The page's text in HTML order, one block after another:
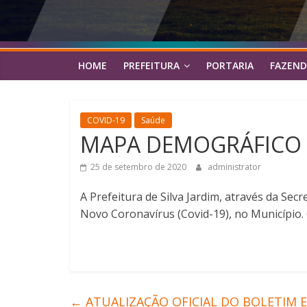
HOME PREFEITURA PORTARIA
COVID-19 Saúde
MAPA
25 de setembro de 2020 administrator
A Prefeitura de Silva Jardim, através da
Novo Coronavírus (Covid-19), no
← ATUALIZAÇÃO OFICIAL DO BOLETIM